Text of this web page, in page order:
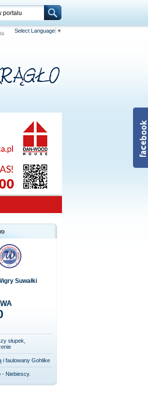
Select Language ▼
Suwałki
słupek,
i faulowany Gohlike
- Niebiescy.